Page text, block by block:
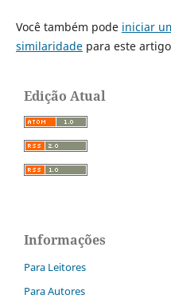
Você também pode iniciar
similaridadepara este
Edição Atual
Informações
Para Leitores
Para Autores